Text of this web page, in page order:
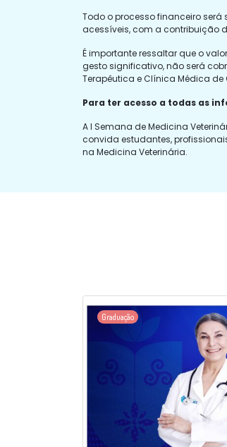
Todo o processo financeiro
acessíveis, com a contribuição
É importante ressaltar que o
gesto significativo, não será
Terapêutica e Clínica Médica de
Para ter acesso a todas as
A I Semana de Medicina
convida estudantes,
na Medicina Veterinária.
Graduação